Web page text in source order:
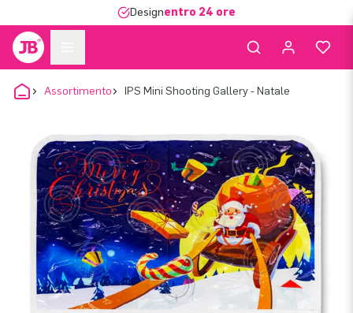
Designentro 24 ore
Assortimento IPS Mini Shooting Gallery - Natale